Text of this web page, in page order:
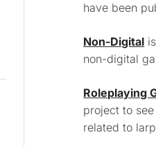
have been
Non-Digital
non-digital
Roleplaying
project to
related to